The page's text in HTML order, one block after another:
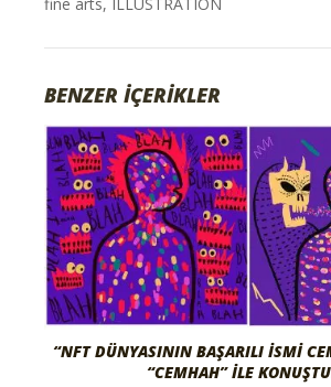
BENZER İÇERİKLER
“NFT DÜNYASININ BAŞARILI İSMI
“CEMHAH” İLE